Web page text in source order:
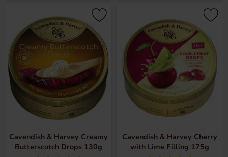
Cavendish & Harvey Creamy
Butterscotch Drops 130g
Cavendish & Harvey Cherry
with Lime Filling 175g